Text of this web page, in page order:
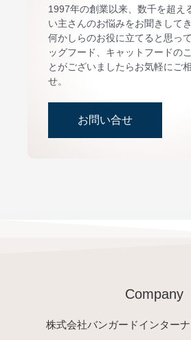
1997年の創業以来、数千を超え
い主さんのお悩みをお聞きして
何かしらのお役に立てると思っ
ッグフード、キャットフードの
とがございましたらお気軽にご
せ。
お問い合せ
Company
株式会社バンガードインター